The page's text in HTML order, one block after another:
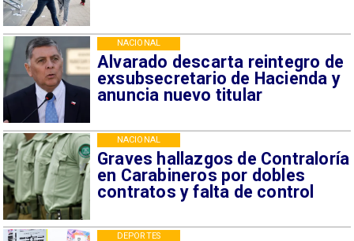
Alvarado descarta reintegro de
exsubsecretario de Hacienda y
anuncia nuevo titular
NACIONAL
Graves hallazgos de Contraloría
en Carabineros por dobles
contratos y falta de control
NACIONAL
DEPORTES